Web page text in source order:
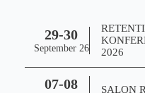
29-30
September 26
2026
07-08 SALON